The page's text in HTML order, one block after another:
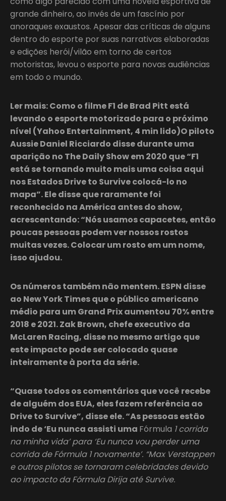
grande dinheiro, ao invés de um fascínio por
anoraques exaustos. Apesar das críticas de alguns
dentro do esporte por suas narrativas elaboradas
e edições herói/vilão em torno de certos
motoristas, levou o esporte para novas audiências
em todo o mundo.
Ler mais: Como o filme F1 de Brad Pitt está
levando o esporte motorizado para o próximo
nível (Yahoo Entertainment, 4 min lido)O piloto
Aussie Daniel Ricciardo disse durante uma
aparição no The Daily Show em 2020 que “F1
está se tornando muito mais uma coisa aqui
nos Estados Drive to Survive colocá-lo no
mapa”. Ele disse que raramente foi
reconhecido na América antes do show,
acrescentando: “Nós usamos capacetes, então
poucas pessoas podem ver nossos rostos
muitas vezes. Colocar um rosto em um nome,
isso ajudou.
Os números também não mentem. ESPN disse
ao New York Times que o público americano
médio para um Grand Prix aumentou 70% entre
2018 e 2021. Zak Brown, chefe executivo da
McLaren Racing, disse no mesmo artigo que
este impacto pode ser colocado quase
inteiramente à porta da série.
“Quase todos os comentários que você recebe
de alguém dos EUA, eles fazem referência ao
Drive to Survive”, disse ele. “As pessoas estão
indo de ‘Eu nunca assisti uma Fórmula 1 corrida
na minha vida’ para ‘Eu nunca vou perder uma
corrida de Fórmula 1 novamente’. “Max Verstappen
e outros pilotos se tornaram celebridades devido
ao impacto da Fórmula Dirija até Survive.